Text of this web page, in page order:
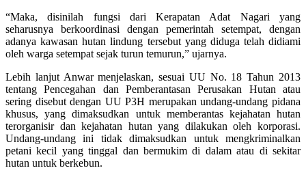
“Maka, disinilah fungsi dari Kerapatan Adat Nagari yang
seharusnya berkoordinasi dengan pemerintah setempat, dengan
adanya kawasan hutan lindung tersebut yang diduga telah didiami
oleh warga setempat sejak turun temurun,” ujarnya.
Lebih lanjut Anwar menjelaskan, sesuai UU No. 18 Tahun 2013
tentang Pencegahan dan Pemberantasan Perusakan Hutan atau
sering disebut dengan UU P3H merupakan undang-undang pidana
khusus, yang dimaksudkan untuk memberantas kejahatan hutan
terorganisir dan kejahatan hutan yang dilakukan oleh korporasi.
Undang-undang ini tidak dimaksudkan untuk mengkriminalkan
petani kecil yang tinggal dan bermukim di dalam atau di sekitar
hutan untuk berkebun.